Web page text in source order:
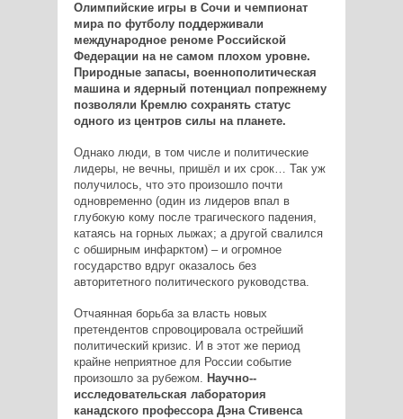
Олимпийские игры в Сочи и чемпионат
мира по футболу поддерживали
международное реноме Российской
Федерации на не самом плохом уровне.
Природные запасы, военно­политическая
машина и ядерный потенциал по­прежнему
позволяли Кремлю сохранять статус
одного из центров силы на планете.
Однако люди, в том числе и политические
лидеры, не вечны, пришёл и их срок… Так уж
получилось, что это произошло почти
одновременно (один из лидеров впал в
глубокую кому после трагического падения,
катаясь на горных лыжах; а другой свалился
с обширным инфарктом) – и огромное
государство вдруг оказалось без
авторитетного политического руководства.
Отчаянная борьба за власть новых
претендентов спровоцировала острейший
политический кризис. И в этот же период
крайне неприятное для России событие
произошло за рубежом. Научно-­
исследовательская лаборатория
канадского профессора Дэна Стивенса